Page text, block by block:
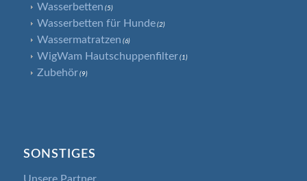
Wasserbetten (5)
Wasserbetten für Hunde (2)
Wassermatratzen (6)
WigWam Hautschuppenfilter (1)
Zubehör (9)
SONSTIGES